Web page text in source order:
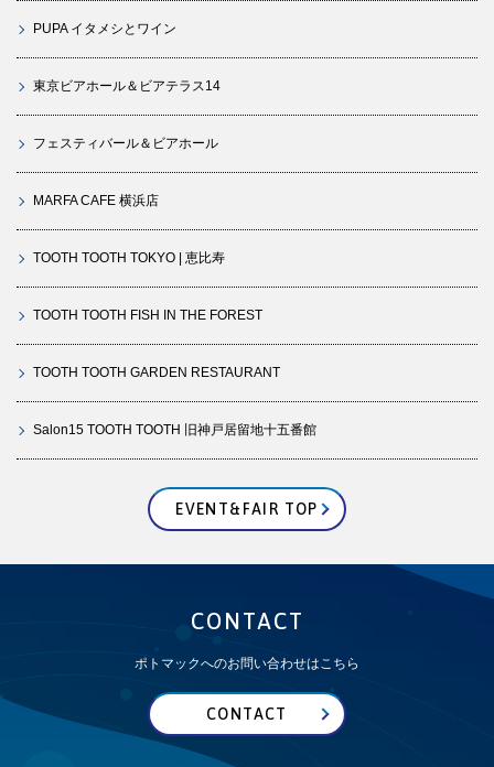
PUPA イタメシとワイン
東京ビアホール＆ビアテラス14
フェスティバール＆ビアホール
MARFA CAFE 横浜店
TOOTH TOOTH TOKYO | 恵比寿
TOOTH TOOTH FISH IN THE FOREST
TOOTH TOOTH GARDEN RESTAURANT
Salon15 TOOTH TOOTH 旧神戸居留地十五番館
EVENT&FAIR TOP
CONTACT
ポトマックへのお問い合わせはこちら
CONTACT